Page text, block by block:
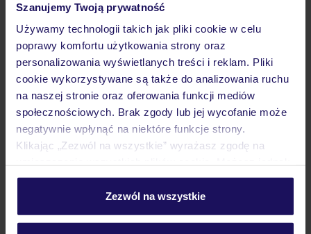
Szanujemy Twoją prywatność
Używamy technologii takich jak pliki cookie w celu
poprawy komfortu użytkowania strony oraz
personalizowania wyświetlanych treści i reklam. Pliki
cookie wykorzystywane są także do analizowania ruchu
na naszej stronie oraz oferowania funkcji mediów
społecznościowych. Brak zgody lub jej wycofanie może
negatywnie wpłynąć na niektóre funkcje strony.
Klikając „Zezwól na wszystkie” wyrażasz zgodę na
personalizować swój wybór wchodząc w zakładkę
Szczegółowe informacje o plikach cookie znajdziesz
Zezwól na wszystkie
Hotel
Opinie
Pokoje
Atrakcje